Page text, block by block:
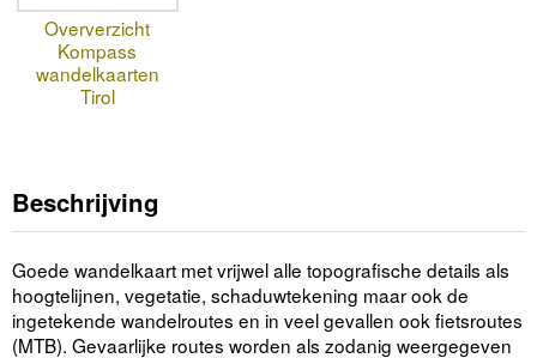
Oververzicht
Kompass
wandelkaarten
Tirol
Beschrijving
Goede wandelkaart met vrijwel alle topografische details als
hoogtelijnen, vegetatie, schaduwtekening maar ook de
ingetekende wandelroutes en in veel gevallen ook fietsroutes
(MTB). Gevaarlijke routes worden als zodanig weergegeven